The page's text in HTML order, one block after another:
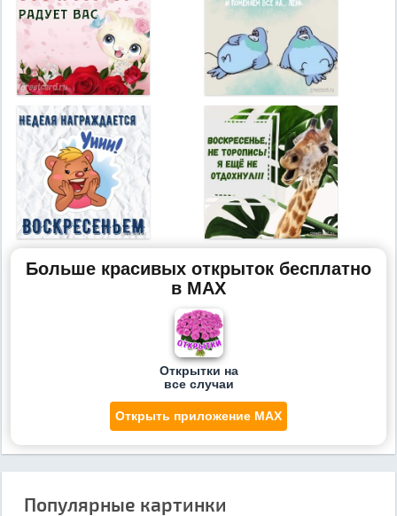
Больше красивых открыток бесплатно
в MAX
Открытки на
все случаи
Открыть приложение MAX
Популярные картинки